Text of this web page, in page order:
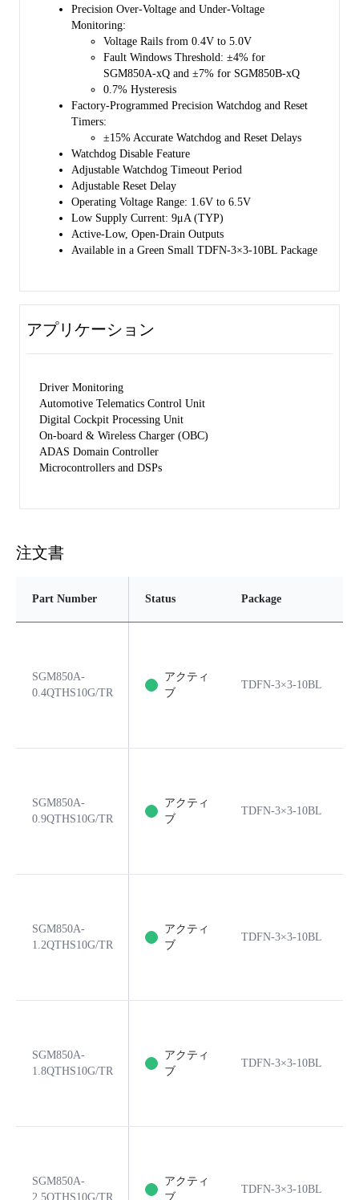
Precision Over-Voltage and Under-Voltage
Monitoring:
Voltage Rails from 0.4V to 5.0V
Fault Windows Threshold: ±4% for
SGM850A-xQ and ±7% for SGM850B-xQ
0.7% Hysteresis
Factory-Programmed Precision Watchdog and Reset
Timers:
±15% Accurate Watchdog and Reset Delays
Watchdog Disable Feature
Adjustable Watchdog Timeout Period
Adjustable Reset Delay
Operating Voltage Range: 1.6V to 6.5V
Low Supply Current: 9μA (TYP)
Active-Low, Open-Drain Outputs
Available in a Green Small TDFN-3×3-10BL Package
アプリケーション
Driver Monitoring
Automotive Telematics Control Unit
Digital Cockpit Processing Unit
On-board & Wireless Charger (OBC)
ADAS Domain Controller
Microcontrollers and DSPs
注文書
Part Number Status Package
SGM850A-
0.4QTHS10G/TR
アクティ
ブ
TDFN-3×3-10BL
SGM850A-
0.9QTHS10G/TR
アクティ
ブ
TDFN-3×3-10BL
SGM850A-
1.2QTHS10G/TR
アクティ
ブ
TDFN-3×3-10BL
SGM850A-
1.8QTHS10G/TR
アクティ
ブ
TDFN-3×3-10BL
SGM850A-
2.5QTHS10G/TR
アクティ
ブ
TDFN-3×3-10BL